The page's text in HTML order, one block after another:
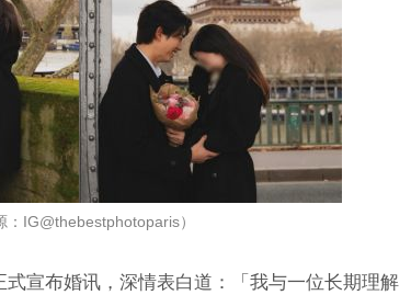
：IG@thebestphotoparis）
宣布婚讯，深情表白道：「我与一位长期理解